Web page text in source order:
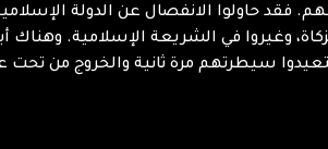
فقد حاولوا الانفصال عن الدولة
وغيروا في الشريعة الإسلامية.
سيطرتهم مرة ثانية والخروج من